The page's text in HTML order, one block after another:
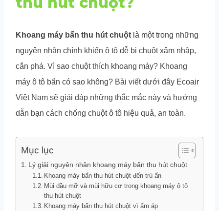
Khoang máy bẩn thu hút chuột là một trong những
nguyên nhân chính khiến ô tô dễ bị chuột xâm nhập,
cắn phá. Vì sao chuột thích khoang máy? Khoang
máy ô tô bẩn có sao không? Bài viết dưới đây Ecoair
Việt Nam sẽ giải đáp những thắc mắc này và hướng
dẫn bạn cách chống chuột ô tô hiệu quả, an toàn.
Mục lục
Lý giải nguyên nhân khoang máy bẩn thu hút chuột
Khoang máy bẩn thu hút chuột đến trú ẩn
Mùi dầu mỡ và mùi hữu cơ trong khoang máy ô tô
thu hút chuột
Khoang máy bẩn thu hút chuột vì ấm áp